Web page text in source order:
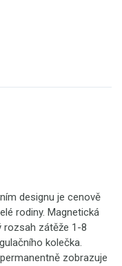
designu je cenově
rodiny. Magnetická
zátěže 1-8
kolečka.
zobrazuje